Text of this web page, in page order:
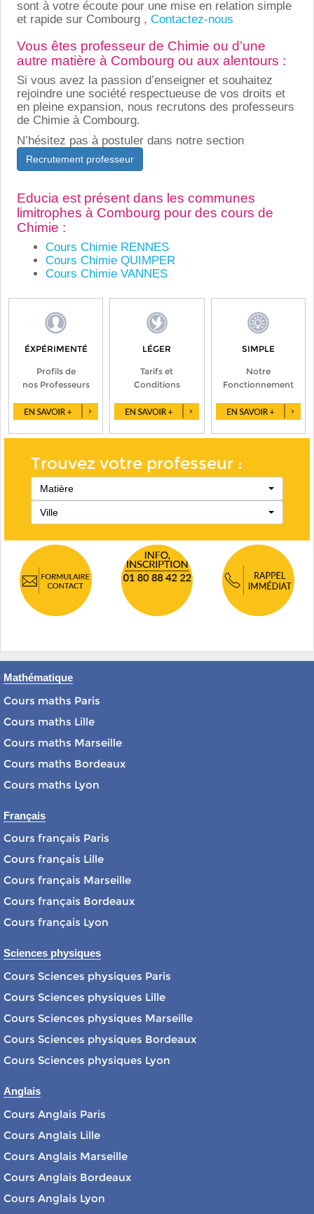
sont à votre écoute pour une mise en relation simple
et rapide sur Combourg , Contactez-nous
Vous êtes professeur de Chimie ou d’une
autre matière à Combourg ou aux alentours :
Si vous avez la passion d’enseigner et souhaitez
rejoindre une société respectueuse de vos droits et
en pleine expansion, nous recrutons des professeurs
de Chimie à Combourg.
N’hésitez pas à postuler dans notre section
Recrutement professeur
Educia est présent dans les communes
limitrophes à Combourg pour des cours de
Chimie :
Cours Chimie RENNES
Cours Chimie QUIMPER
Cours Chimie VANNES
ÉXPÉRIMENTÉ
Profils de
nos Professeurs
LÉGER
Tarifs et
Conditions
SIMPLE
Notre
Fonctionnement
Trouvez votre professeur :
Matière
Ville
Mathématique
Cours maths Paris
Cours maths Lille
Cours maths Marseille
Cours maths Bordeaux
Cours maths Lyon
Français
Cours français Paris
Cours français Lille
Cours français Marseille
Cours français Bordeaux
Cours français Lyon
Sciences physiques
Cours Sciences physiques Paris
Cours Sciences physiques Lille
Cours Sciences physiques Marseille
Cours Sciences physiques Bordeaux
Cours Sciences physiques Lyon
Anglais
Cours Anglais Paris
Cours Anglais Lille
Cours Anglais Marseille
Cours Anglais Bordeaux
Cours Anglais Lyon